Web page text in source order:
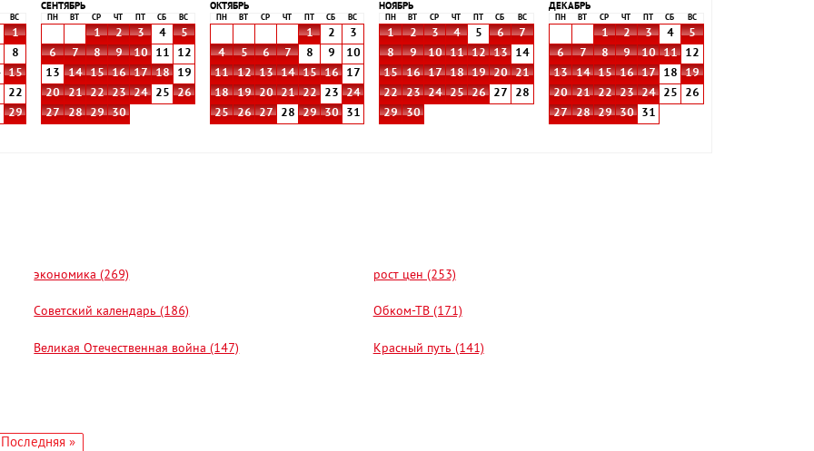
ВС
1
8
15
22
29
СЕНТЯБРЬ
ПН ВТ СР ЧТ СБ ВС
1 2 3 4
5
6
7 8 9 10 11
12
13
14 15 16 17 18
19
20
21 22 23 24 25
26
27
28 29 30
ОКТЯБРЬ
ПН ВТ СР ЧТ СБ ВС
1 2
3
4
5 6 7 8 9
10
11
12 13 14 15 16
17
18
19 20 21 22 23
24
25
26 27 28 29 30 31
НОЯБРЬ
ПН ВТ СР ЧТ СБ ВС
1 2 3 4 5 6
7
8
9 10 11 12 13
14
15
16 17 18 19 20
21
22
23 24 25 26 27
28
29
30
ДЕКАБРЬ
ПН ВТ СР ЧТ СБ ВС
1 2 3 4
5
6
7 8 9 10 11
12
13
14 15 16 17 18
19
20
21 22 23 24 25
26
27
28 29 30 31
экономика (269) рост цен (253)
Советский календарь (186) Обком-ТВ (171)
Великая Отечественная война (147) Красный путь (141)
Последняя
Последняя »